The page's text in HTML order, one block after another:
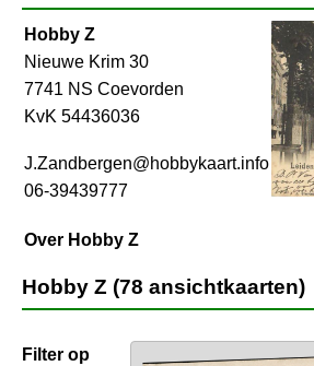
Hobby Z
Nieuwe Krim 30
7741 NS Coevorden
KvK 54436036
J.Zandbergen@hobbykaart.info
06-39439777
Over Hobby Z
Hobby Z (78 ansichtkaarten)
Filter op